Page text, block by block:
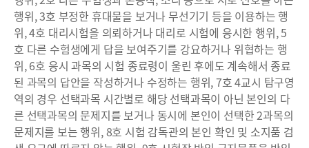
행위, 3호 부정한 휴대물을 보거나 무선기기 등을 이용하는 행
위, 4호 대리시험을 의뢰하거나 대리로 시험에 응시한 행위, 5
호 다른 수험생에게 답을 보여주기를 강요하거나 위협하는 행
위, 6호 응시 과목의 시험 종료령이 울린 후에도 계속해서 종료
된 과목의 답안을 작성하거나 수정하는 행위, 7호 4교시 탐구영
역의 경우 선택과목 시간별로 해당 선택과목이 아닌 본인의 다
른 선택과목의 문제지를 보거나 동시에 본인이 선택한 2과목의
문제지를 보는 행위, 8호 시험 감독관의 본인 확인 및 소지품 검